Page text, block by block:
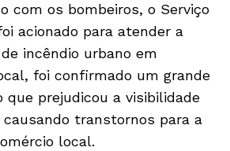
com os bombeiros, o Serviço
acionado para atender a
incêndio urbano em
foi confirmado um grande
que prejudicou a visibilidade
transtornos para a
local.